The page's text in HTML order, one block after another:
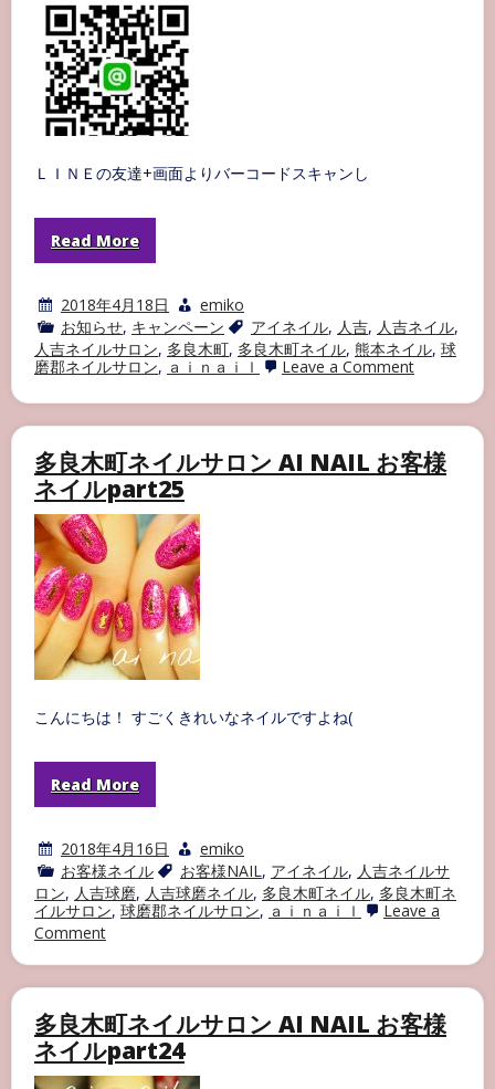
リ
フ
ト
ＬＩＮＥの友達+画面よりバーコードスキャンし
Read More
2018年4月18日
emiko
お知らせ, キャンペーン アイネイル, 人吉, 人吉ネイル,
人吉ネイルサロン, 多良木町, 多良木町ネイル, 熊本ネイル, 球
磨郡ネイルサロン, ａｉｎａｉｌ Leave a Commenton
nail
め
ま
多良木町ネイルサロン AI NAIL お客様
ネイルpart25
こんにちは！ すごくきれいなネイルですよね(
Read More
2018年4月16日
emiko
お客様ネイル
お客様NAIL, アイネイル, 人吉ネイルサ
ロン, 人吉球磨, 人吉球磨ネイル, 多良木町ネイル, 多良木町ネ
イルサロン, 球磨郡ネイルサロン, ａｉｎａｉｌ
Leave a
Commenton
良
木
ネ
イ
ル
サ
多良木町ネイルサロン AI NAIL お客様
ネイルpart24